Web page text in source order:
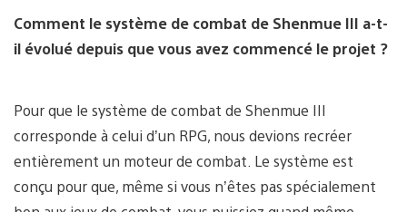
Comment le système de combat de Shenmue III a-t-
il évolué depuis que vous avez commencé le projet ?
Pour que le système de combat de Shenmue III
corresponde à celui d’un RPG, nous devions recréer
entièrement un moteur de combat. Le système est
conçu pour que, même si vous n’êtes pas spécialement